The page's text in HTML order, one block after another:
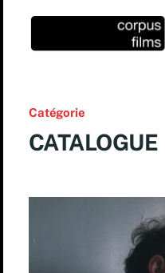
Catégorie
CATALOGUE